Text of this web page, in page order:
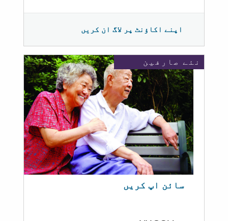
اپنے اکاؤنٹ پر لاگ ان کریں
نئے صارفین
سائن اپ کریں